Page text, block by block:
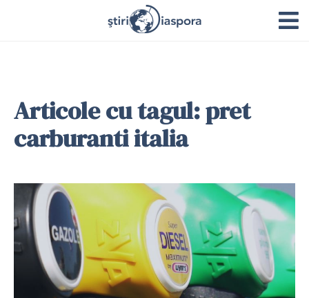
Articole cu tagul: pret
carburanti italia